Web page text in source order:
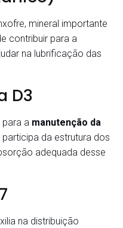
mineral importante
contribuir para a
na lubrificação das
D3
para a manutenção da
da estrutura dos
adequada desse
na distribuição